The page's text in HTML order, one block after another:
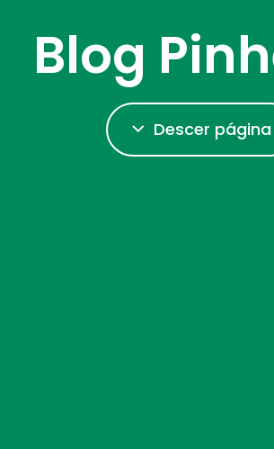
Blog
Descer página